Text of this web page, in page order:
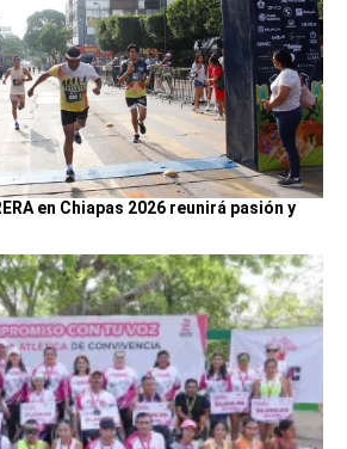
en Chiapas 2026 reunirá pasión y